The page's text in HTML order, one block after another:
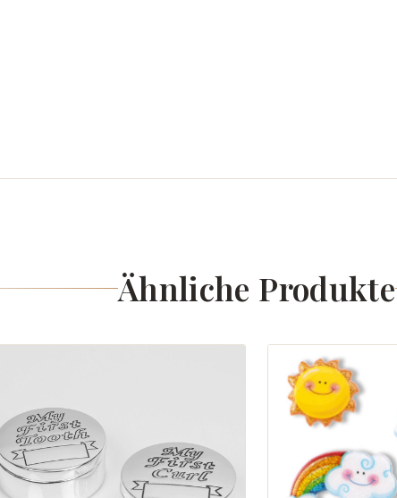
Ähnliche Produkte